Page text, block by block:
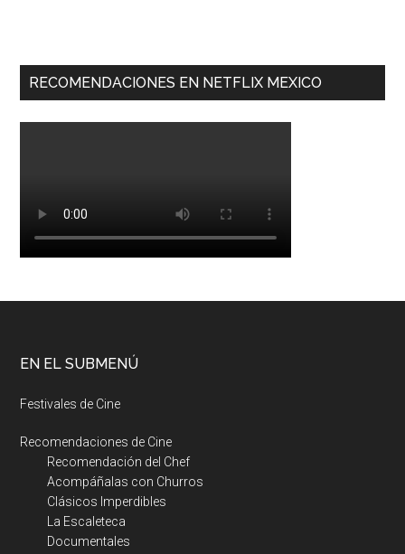
RECOMENDACIONES EN NETFLIX MEXICO
EN EL SUBMENÚ
Festivales de Cine
Recomendaciones de Cine
Recomendación del Chef
Acompáñalas con Churros
Clásicos Imperdibles
La Escaleteca
Documentales